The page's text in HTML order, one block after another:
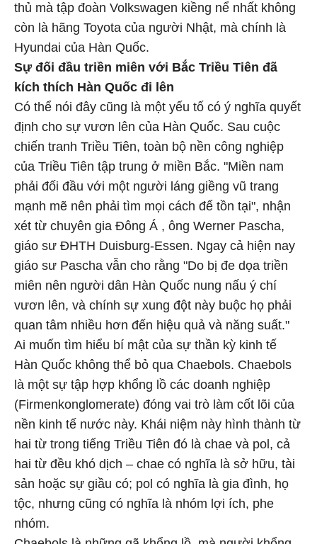
thủ mà tập đoàn Volkswagen kiềng nể nhất không
còn là hãng Toyota của người Nhật, mà chính là
Hyundai của Hàn Quốc.
Sự đối đầu triền miên với Bắc Triều Tiên đã
kích thích Hàn Quốc đi lên
Có thể nói đây cũng là một yếu tố có ý nghĩa quyết
định cho sự vươn lên của Hàn Quốc. Sau cuộc
chiến tranh Triều Tiên, toàn bộ nền công nghiệp
của Triều Tiên tập trung ở miền Bắc. "Miền nam
phải đối đầu với một người láng giềng vũ trang
mạnh mẽ nên phải tìm mọi cách để tồn tại", nhận
xét từ chuyên gia Đông Á , ông Werner Pascha,
giáo sư ĐHTH Duisburg-Essen. Ngay cả hiện nay
giáo sư Pascha vẫn cho rằng "Do bị đe dọa triền
miên nên người dân Hàn Quốc nung nấu ý chí
vươn lên, và chính sự xung đột này buộc họ phải
quan tâm nhiều hơn đến hiệu quả và năng suất."
Ai muốn tìm hiểu bí mật của sự thần kỳ kinh tế
Hàn Quốc không thể bỏ qua Chaebols. Chaebols
là một sự tập hợp khổng lồ các doanh nghiệp
(Firmenkonglomerate) đóng vai trò làm cốt lõi của
nền kinh tế nước này. Khái niệm này hình thành từ
hai từ trong tiếng Triều Tiên đó là chae và pol, cả
hai từ đều khó dịch – chae có nghĩa là sở hữu, tài
sản hoặc sự giầu có; pol có nghĩa là gia đình, họ
tộc, nhưng cũng có nghĩa là nhóm lợi ích, phe
nhóm.